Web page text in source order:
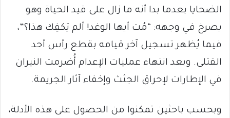
الضحايا بعدما بدا أنه ما زال على قيد الحياة وهو
يصرخ في وجهه: “مُت أيها الوغد! ألم يَكفِك هذا؟”،
فيما يُظهر تسجيل آخر قيامه بقطع رأس أحد
القتلى. وبعد انتهاء عمليات الإعدام أُضرمت النيران
في الإطارات لإحراق الجثث وإخفاء آثار الجريمة.
وبحسب باحثين تمكنوا من الحصول على هذه الأدلة،